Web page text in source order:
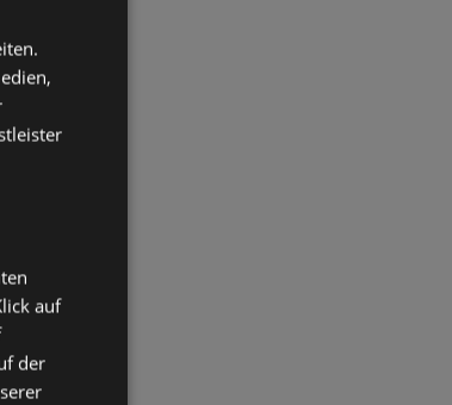
auf
der